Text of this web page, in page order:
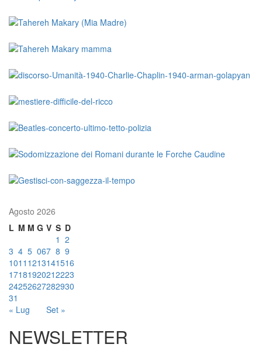
Agosto 2026
L M M G V S D
« Lug Set »
1 2
3 4 5 067 8 9
1011 1213141516
17181920212223
24252627282930
31
NEWSLETTER